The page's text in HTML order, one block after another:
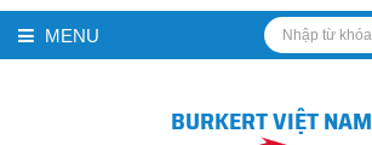
MENU
BURKERT VIỆT NAM